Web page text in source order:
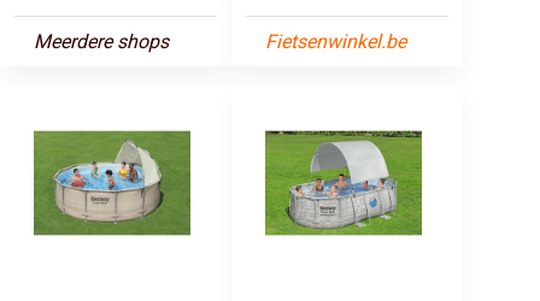
Meerdere shops Fietsenwinkel.be